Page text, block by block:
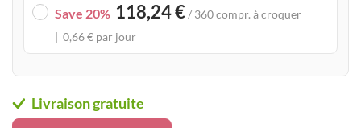
0,66 € par jour
118,24 €/ 360 compr. à croquer
Save 20%
Livraison gratuite